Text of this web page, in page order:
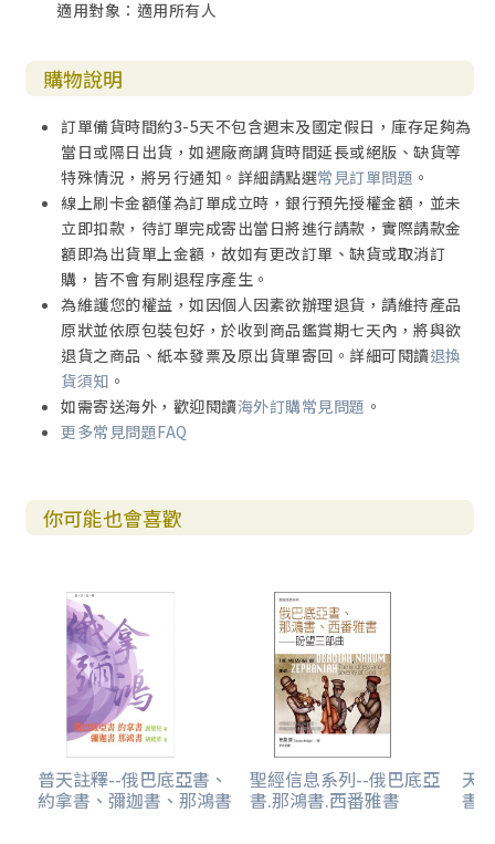
人前活成了「堅城、銅牆、鐵壁」。他的力量來自他與上主
主傾訴心曲。
和深層情感。《耶肋米亞先知書》中有他的自傳（autobiog
raphy），呈現出他鮮明的個性和豐富的內心世界。
耶肋米亞在向上主傾訴心曲的同時，也在上主內為以色
列民族尋求著未來。耶肋米亞的一生雖然顛沛流離，但他恪
盡職守，用自己的生命向人展示上主的情懷，呼喚人心靈的
回歸。他的話語和生命，因此有了跨時代的意義，成了上主
的永恆見證。
至於巴路克，我們從《耶肋米亞先知書》中知道他是耶
肋米亞的抄寫員和秘書（耶卅二10~16，卅六1~31）。當他
們兩人被軍事領袖們帶去了埃及（耶四三1~3），之後，巴路
克成了耶肋米亞一個希望的神諭的領受者（耶四五1~5），並
書》中，也談到一些散居的猶太人所關注的問題：散居在不
同國家中的猶太人，其身分認同、天主的同在與否，以及聖
超出書記或抄寫員之外的角色---傳記作家、智者、先知和啟
示論者（見本書148~149頁）。
總之，先知們雖身處亂世，但活成了時代的中流砥柱與
社會的良心。他們針砭時弊，逆流而上，雖舉步維艱，但義
無反顧。他們不是自己選擇做先知，而是因為看到了事物的
真相與問題的癥結所在，成為先知是歷史大局使然。他們既
忠於自己內心的呼喚，又渾然忘我，最個人的成為最普世
的。他們不但改變了自己民族的命運，也促進了整個人類歷
適用對象：適用所有人
購物說明
訂單備貨時間約3-5天不包含週末及國定假日，庫存足夠為
當日或隔日出貨，如遇廠商調貨時間延長或絕版、缺貨等
特殊情況，將另行通知。詳細請點選常見訂單問題 。
線上刷卡金額僅為訂單成立時，銀行預先授權金額，並未
立即扣款，待訂單完成寄出當日將進行請款，實際請款金
額即為出貨單上金額，故如有更改訂單、缺貨或取消訂
購，皆不會有刷退程序產生。
為維護您的權益，如因個人因素欲辦理退貨，請維持產品
原狀並依原包裝包好，於收到商品鑑賞期七天內，將與欲
退貨之商品、紙本發票及原出貨單寄回。詳細可閱讀退換
貨須知 。
如需寄送海外，歡迎閱讀海外訂購常見問題 。
更多常見問題FAQ
你可能也會喜歡
普天註釋--俄巴底亞書、
約拿書、彌迦書、那鴻書
聖經信息系列--俄巴底亞
書.那鴻書.西番雅書
天
書.